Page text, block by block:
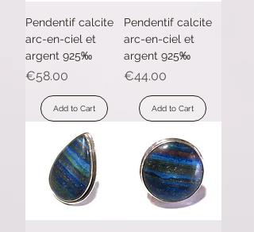
Pendentif calcite
arc-en-ciel et
argent 925‰
Price
€58.00
Add to Cart
Pendentif calcite
arc-en-ciel et
argent 925‰
Price
€44.00
Add to Cart